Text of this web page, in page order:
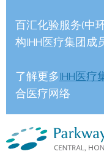
百汇化验服务(中
构IHH医疗集团成
了解更多IHH医疗
合医疗网络